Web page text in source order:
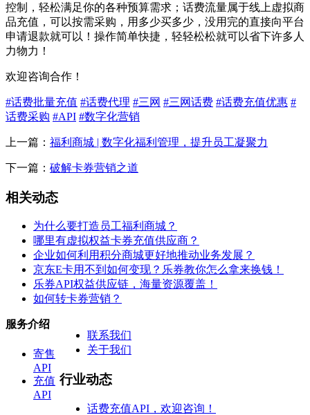
控制，轻松满足你的各种预算需求；话费流量属于线上虚拟商
品充值，可以按需采购，用多少买多少，没用完的直接向平台
申请退款就可以！操作简单快捷，轻轻松松就可以省下许多人
力物力！
欢迎咨询合作！
#话费批量充值 #话费代理 #三网 #三网话费 #话费充值优惠 #
话费采购 #API #数字化营销
上一篇： 福利商城 | 数字化福利管理，提升员工凝聚力
下一篇： 破解卡券营销之道
相关动态
为什么要打造员工福利商城？
哪里有虚拟权益卡券充值供应商？
企业如何利用积分商城更好地推动业务发展？
京东E卡用不到如何变现？乐券教你怎么拿来换钱！
乐券API权益供应链，海量资源覆盖！
如何转卡券营销？
联系我们
关于我们
行业动态
话费充值API，欢迎咨询！
服务介绍
寄售
API
充值
API